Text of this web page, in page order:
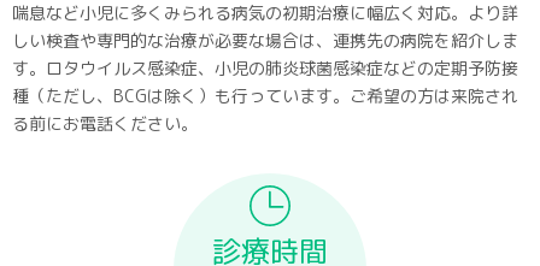
喘息など小児に多くみられる病気の初期治療に幅広く対応。より詳
しい検査や専門的な治療が必要な場合は、連携先の病院を紹介しま
す。ロタウイルス感染症、小児の肺炎球菌感染症などの定期予防接
種（ただし、BCGは除く）も行っています。ご希望の方は来院され
る前にお電話ください。
診療時間